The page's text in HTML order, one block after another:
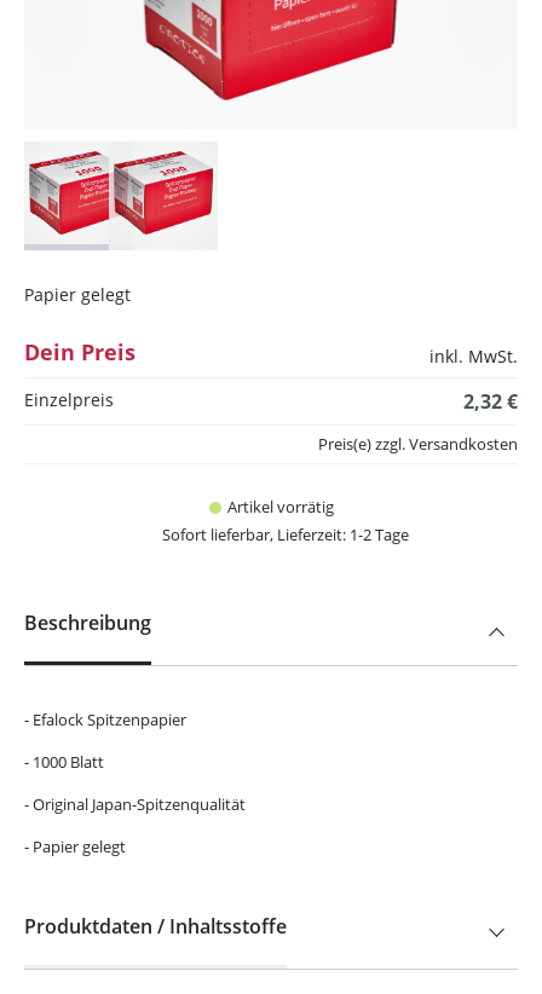
Papier gelegt
Dein Preis
inkl. MwSt.
Einzelpreis
2,32 €
Artikel vorrätig
Sofort lieferbar, Lieferzeit: 1-2 Tage
Preis(e) zzgl. Versandkosten
Beschreibung
- Efalock Spitzenpapier
- 1000 Blatt
- Original Japan-Spitzenqualität
- Papier gelegt
Produktdaten / Inhaltsstoffe